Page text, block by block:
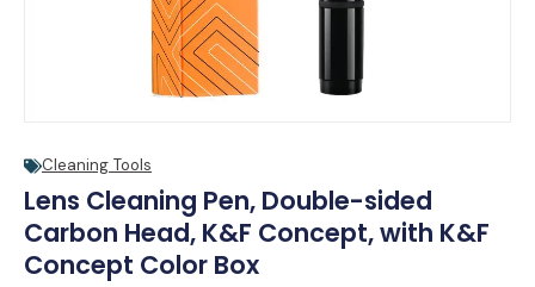
Cleaning Tools
Lens Cleaning Pen, Double-sided
Carbon Head, K&F Concept, with K&F
Concept Color Box